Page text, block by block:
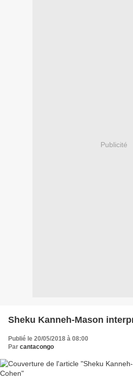
Publicité
Sheku Kanneh-Mason
Publié le 20/05/2018 à 08:00
Par cantacongo